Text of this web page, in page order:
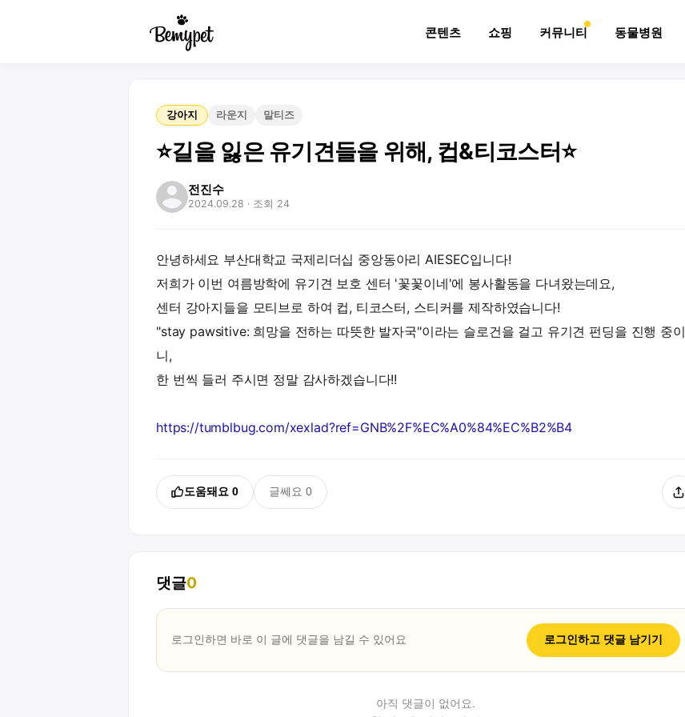
콘텐츠 쇼핑 커뮤니티 동물병원
강아지 라운지 말티즈
⭐길을 잃은 유기견들을 위해, 컵&티코스터⭐
전진수
2024.09.28 · 조회 24
안녕하세요 부산대학교 국제리더십 중앙동아리 AIESEC입니다!
저희가 이번 여름방학에 유기견 보호 센터 '꽃꽃이네'에 봉사활동을 다녀왔는데요,
센터 강아지들을 모티브로 하여 컵, 티코스터, 스티커를 제작하였습니다!
"stay pawsitive: 희망을 전하는 따뜻한 발자국"이라는 슬로건을 걸고 유기견 펀딩을 진행 중이
니,
한 번씩 들러 주시면 정말 감사하겠습니다!!
https://tumblbug.com/xexlad?ref=GNB%2F%EC%A0%84%EC%B2%B4
도움돼요 0 글쎄요 0
댓글0
로그인하면 바로 이 글에 댓글을 남길 수 있어요 로그인하고 댓글 남기기
아직 댓글이 없어요.